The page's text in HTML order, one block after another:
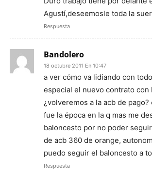
Agustí,deseemosle toda la
Respuesta
Bandolero
18 octubre 2011 En 10:47
a ver cómo va lidiando con
especial el nuevo contrato con
¿volveremos a la acb de
fue la época en la q mas me
baloncesto por no poder
de acb 360 de orange,
puedo seguir el baloncesto a
Respuesta